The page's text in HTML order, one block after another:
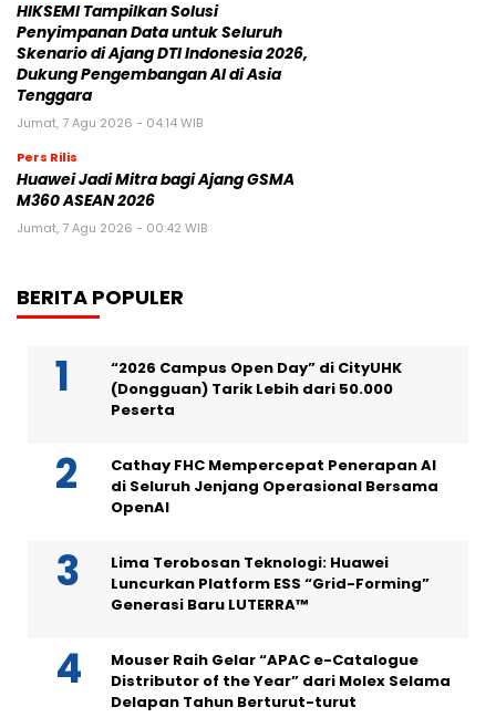
HIKSEMI Tampilkan Solusi
Penyimpanan Data untuk Seluruh
Skenario di Ajang DTI Indonesia 2026,
Dukung Pengembangan AI di Asia
Tenggara
Jumat, 7 Agu 2026 - 04:14 WIB
Pers Rilis
Huawei Jadi Mitra bagi Ajang GSMA
M360 ASEAN 2026
Jumat, 7 Agu 2026 - 00:42 WIB
BERITA POPULER
“2026 Campus Open Day” di CityUHK
(Dongguan) Tarik Lebih dari 50.000
Peserta
Cathay FHC Mempercepat Penerapan AI
di Seluruh Jenjang Operasional Bersama
OpenAI
Lima Terobosan Teknologi: Huawei
Luncurkan Platform ESS “Grid-Forming”
Generasi Baru LUTERRA™
Mouser Raih Gelar “APAC e-Catalogue
Distributor of the Year” dari Molex Selama
Delapan Tahun Berturut-turut